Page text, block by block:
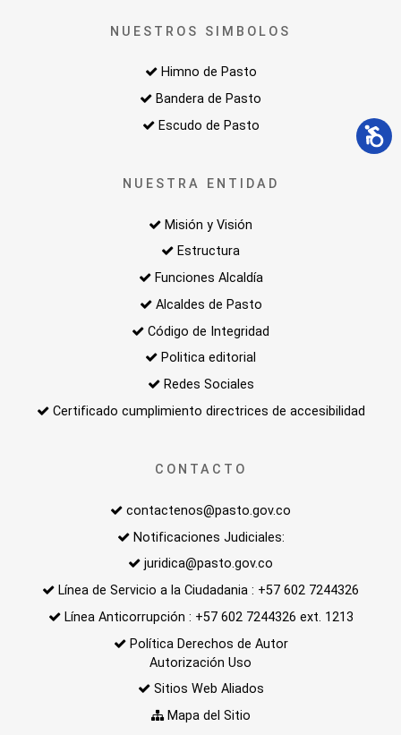
NUESTROS SIMBOLOS
Himno de Pasto
Bandera de Pasto
Escudo de Pasto
NUESTRA ENTIDAD
Misión y Visión
Estructura
Funciones Alcaldía
Alcaldes de Pasto
Código de Integridad
Politica editorial
Redes Sociales
Certificado cumplimiento directrices de accesibilidad
CONTACTO
contactenos@pasto.gov.co
Notificaciones Judiciales:
juridica@pasto.gov.co
Línea de Servicio a la Ciudadania : +57 602 7244326
Línea Anticorrupción : +57 602 7244326 ext. 1213
Política Derechos de Autor
Autorización Uso
Sitios Web Aliados
Mapa del Sitio